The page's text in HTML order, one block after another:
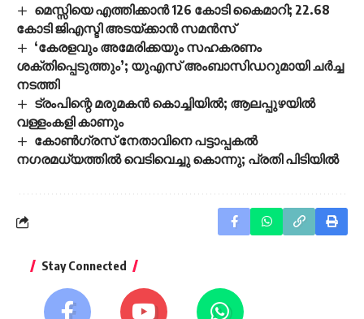
മെസ്സിയെ എത്തിക്കാൻ 126 കോടി കൈമാറി; 22.68
കോടി ജിഎസ്ടി അടയ്ക്കാൻ സമൻസ്
‘കേരളവും അമേരിക്കയും സഹകരണം
ശക്തിപ്പെടുത്തും’; യുഎസ് അംബാസിഡറുമായി ചർച്ച
നടത്തി
ട്രംപിന്റെ മരുമകൻ കൊച്ചിയിൽ; ആലപ്പുഴയിൽ
വള്ളംകളി കാണും
കോണ്‍ഗ്രസ് നേതാവിനെ പട്ടാപ്പകല്‍
നഗരമധ്യത്തില്‍ വെടിവെച്ചു കൊന്നു; പ്രതി പിടിയില്‍
Stay Connected